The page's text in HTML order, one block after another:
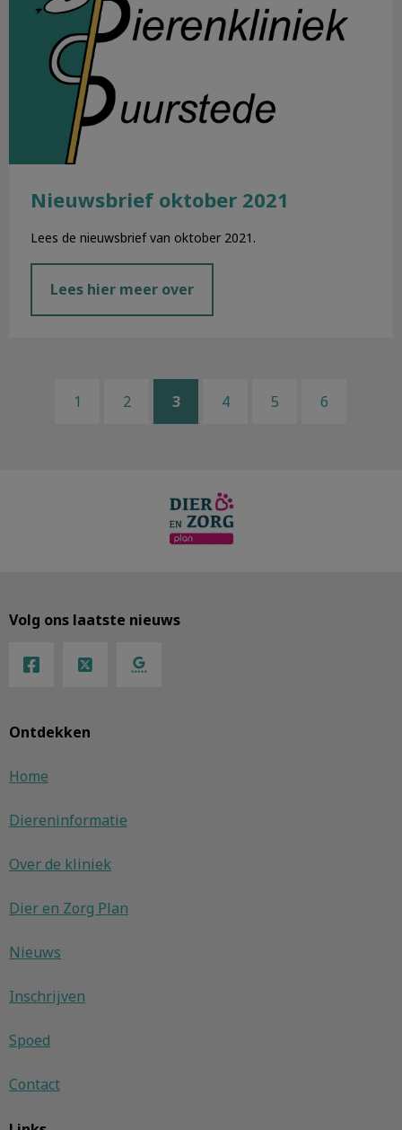
Nieuwsbrief oktober 2021
Lees de nieuwsbrief van oktober 2021.
Lees hier meer over
1 2 3 4 5 6
Ontdekken
Home
Diereninformatie
Over de kliniek
Dier en Zorg Plan
Nieuws
Inschrijven
Spoed
Contact
Volg ons laatste nieuws